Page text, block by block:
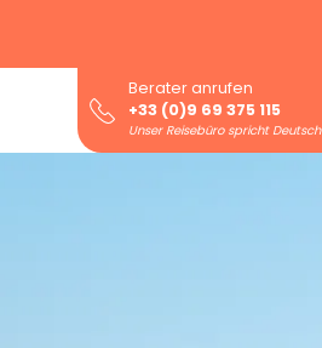
Berater anrufen
+33 (0)9 69 375 115
Unser Reisebüro spricht Deutsch